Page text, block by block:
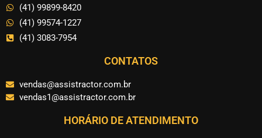
(41) 99899-8420
(41) 99574-1227
(41) 3083-7954
CONTATOS
vendas@assistractor.com.br
vendas1@assistractor.com.br
HORÁRIO DE ATENDIMENTO